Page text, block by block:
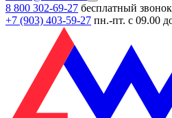
8 800 302-69-27 бесплатный
+7 (903) 403-59-27 пн.-пт. с 09.00